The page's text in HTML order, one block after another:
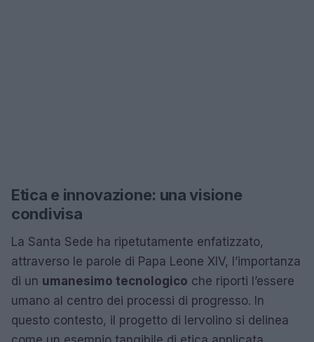
Etica e innovazione: una visione
condivisa
La Santa Sede ha ripetutamente enfatizzato,
attraverso le parole di Papa Leone XIV, l’importanza
di un umanesimo tecnologico che riporti l’essere
umano al centro dei processi di progresso. In
questo contesto, il progetto di Iervolino si delinea